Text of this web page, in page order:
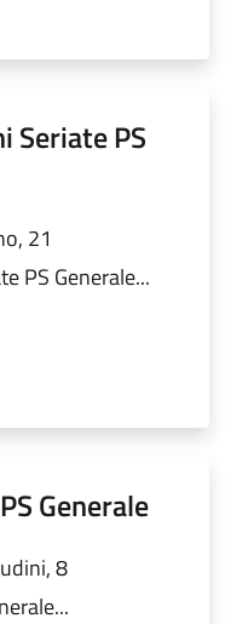
Seriate PS
21
PS Generale...
Generale
8